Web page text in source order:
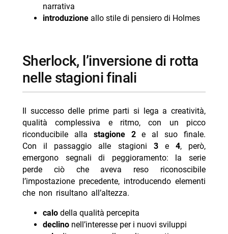
narrativa
introduzioneallo stile di pensiero di Holmes
sherlock, l’inversione di rotta
nelle stagioni finali
Il successo delle prime parti si lega a creatività,
qualità complessiva e ritmo, con un picco
riconducibile alla stagione 2e al suo finale.
Con il passaggio alle stagioni 3e 4, però,
emergono segnali di peggioramento: la serie
perde ciò che aveva reso riconoscibile
l’impostazione precedente, introducendo elementi
che non risultano all’altezza.
calodella qualità percepita
declinonell’interesse per i nuovi sviluppi